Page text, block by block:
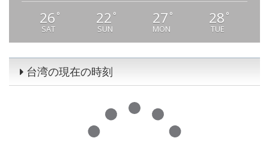
26 °
SAT
22 °
SUN
27 °
MON
28 °
TUE
台湾の現在の時刻